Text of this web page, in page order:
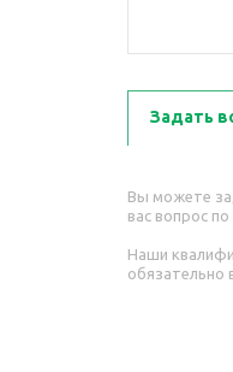
Задать
Вы можете
вас вопрос
Наши
обязательно